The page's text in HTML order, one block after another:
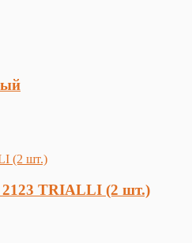
2123 TRIALLI (2 шт.)